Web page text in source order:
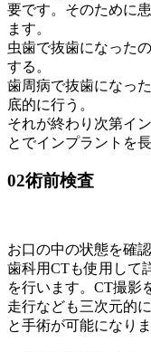
要です。そのために
ます。
虫歯で抜歯になった
する。
歯周病で抜歯になっ
底的に行う。
それが終わり次第イ
とでインプラントを
02術前検査
お口の中の状態を確
歯科用CTも使用して
を行います。CT撮影
走行なども三次元的
と手術が可能になりま